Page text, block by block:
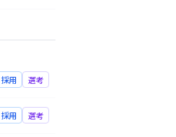
採用 選考
採用 選考